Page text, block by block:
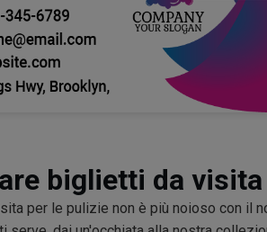
biglietti da
per le pulizie non è più noioso con il